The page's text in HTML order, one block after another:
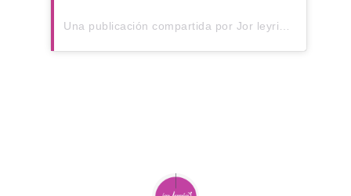
Una publicación compartida por Jor leyria (@jorleyria)